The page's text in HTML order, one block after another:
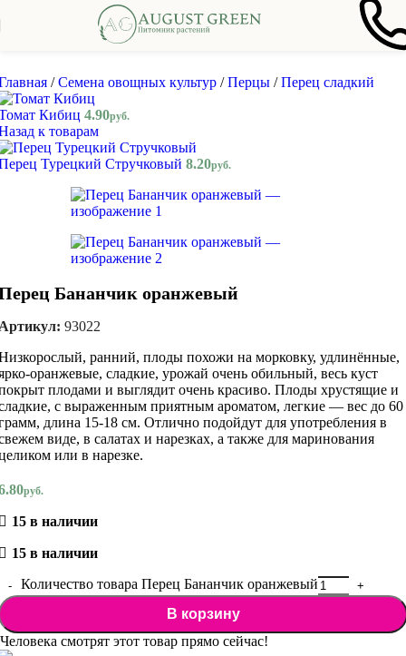
Skip to navigation Skip to main content
/ Семена овощных культур / Перцы / Перец сладкий
Кибиц 4.90руб.
к товарам
Турецкий Стручковый 8.20руб.
Бананчик оранжевый
93022
ранний, плоды похожи на морковку, удлинённые,
оранжевые, сладкие, урожай очень обильный, весь куст
плодами и выглядит очень красиво. Плоды хрустящие и
с выраженным приятным ароматом, легкие — вес до 60
длина 15-18 см. Отлично подойдут для употребления в
виде, в салатах и нарезках, а также для маринования
или в нарезке.
руб.
15 в наличии
15 в наличии
Количество товара Перец Бананчик оранжевый
В корзину
Человека смотрят этот товар прямо сейчас!